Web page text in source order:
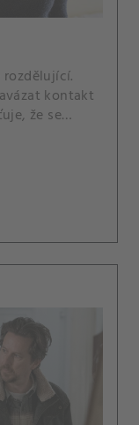
kontakt
že se